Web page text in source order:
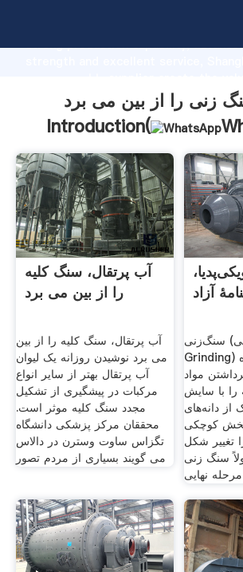
strong production capability,
values to all of customers.
زنی را از بین می برد
Introduction(
آب پرتقال، سنگ کلیه
را از بین می برد
آب پرتقال، سنگ کلیه را از بین
می برد نوشیدن روزانه یک لیوان
آب پرتقال بهتر از سایر انواع
مرکبات در پیشگیری از تشکیل
مجدد سنگ کلیه موثر است.
محققان مرکز پزشکی دانشگاه
تگزاس ساوت وسترن در دالاس
می گویند بسیاری از مردم تصور
آزاد
سنگ‌زنی (به انگلیسی:
Grinding) یک فرایند براده
مواد
با سایش
از دانه‌های
کوچکی
تغییر شکل
سنگ زنی
مرحله نهایی